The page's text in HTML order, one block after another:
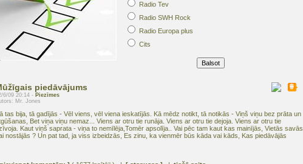
Radio Tev
Radio SWH Rock
Radio Europa plus
Cits
piedāvājums
6/09 20:14 - Piezīmes
Mr. Jones
tas bija, tā gadījās - Vēl viens, vēl viena ieskatījās. Kā mēdz notikt, tā notikās - Viņš viņu bez prāta un
Bet viņa viņu nemaz... Viens ar otru tie runāja. Viens ar otru tie dejoja. Viens ar otru tie
Kaut viņš saprata - viņa to nemīlēja,Tomēr apsolīja.. Vai pēc tam kaut kas mainījās, Vietās savās
nostājās ? Un pat tad, ja viss izbeidzās, Es zinu, ka vienmēr būs kāda vai kāds, Kas piedāvājās